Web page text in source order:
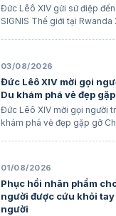
Đức Lêô XIV gửi sứ điệp
SIGNIS Thế giới tại Rwanda
Cha Lêô XIV kêu gọi những
truyền thông C…
03/08/2026
Đức Lêô XIV mời gọi
Du khám phá vẻ đẹp
Đức Lêô XIV mời gọi người
khám phá vẻ đẹp gặp gỡ
do Đức Hồng y Quốc vụ
Thánh …
01/08/2026
Phục hồi nhân phẩm
người được cứu khỏi tay
người